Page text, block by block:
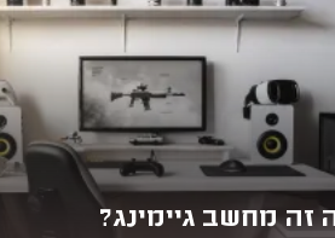
זה מחשב גיימינג?